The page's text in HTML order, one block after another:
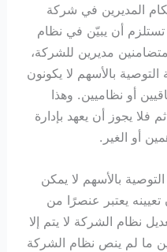
المديرين في شركة
التضامن”، ولما كانت المادة 151 تستلزم أن يبيّن في نظام
مديرين للشركة،
بالأسهم لا يكونون
أو نظاميين. وهذا
فلا يجوز أن يعهد بإدارة
أو الغير.
بالأسهم لا يمكن
تعيينه يعتبر عنصرًا من
نظام الشركة لا يتم إلا
ما لم ينص نظام الشركة